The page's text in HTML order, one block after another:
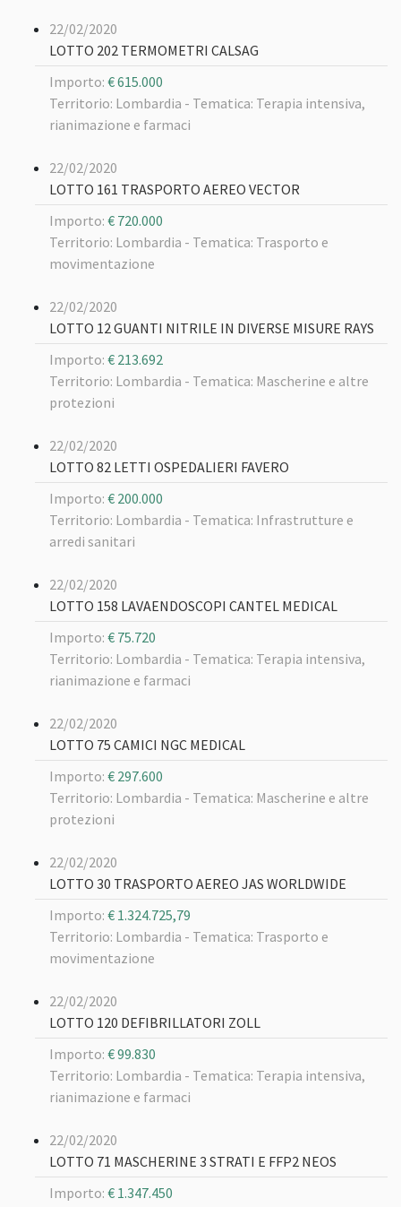
22/02/2020
LOTTO 202 TERMOMETRI CALSAG
Importo: € 615.000
Territorio: Lombardia - Tematica: Terapia intensiva,
rianimazione e farmaci
22/02/2020
LOTTO 161 TRASPORTO AEREO VECTOR
Importo: € 720.000
Territorio: Lombardia - Tematica: Trasporto e
movimentazione
22/02/2020
LOTTO 12 GUANTI NITRILE IN DIVERSE MISURE RAYS
Importo: € 213.692
Territorio: Lombardia - Tematica: Mascherine e altre
protezioni
22/02/2020
LOTTO 82 LETTI OSPEDALIERI FAVERO
Importo: € 200.000
Territorio: Lombardia - Tematica: Infrastrutture e
arredi sanitari
22/02/2020
LOTTO 158 LAVAENDOSCOPI CANTEL MEDICAL
Importo: € 75.720
Territorio: Lombardia - Tematica: Terapia intensiva,
rianimazione e farmaci
22/02/2020
LOTTO 75 CAMICI NGC MEDICAL
Importo: € 297.600
Territorio: Lombardia - Tematica: Mascherine e altre
protezioni
22/02/2020
LOTTO 30 TRASPORTO AEREO JAS WORLDWIDE
Importo: € 1.324.725,79
Territorio: Lombardia - Tematica: Trasporto e
movimentazione
22/02/2020
LOTTO 120 DEFIBRILLATORI ZOLL
Importo: € 99.830
Territorio: Lombardia - Tematica: Terapia intensiva,
rianimazione e farmaci
22/02/2020
LOTTO 71 MASCHERINE 3 STRATI E FFP2 NEOS
Importo: € 1.347.450